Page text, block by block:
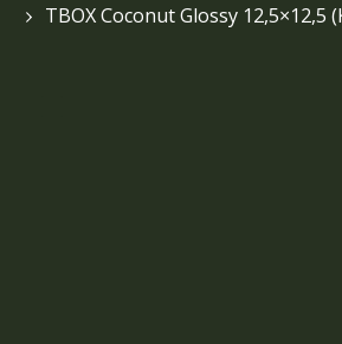
TBOX Coconut Glossy 12,5×12,5